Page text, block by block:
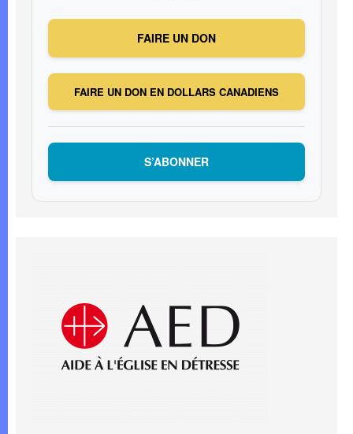
FAIRE UN DON
FAIRE UN DON EN DOLLARS CANADIENS
S’ABONNER